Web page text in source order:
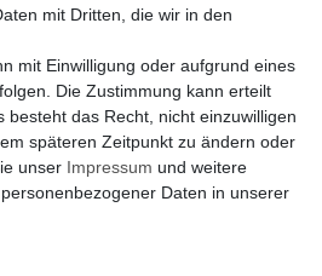
0073 52
mit Dritten, die wir in den
mit Einwilligung oder aufgrund eines
Die Zustimmung kann erteilt
besteht das Recht, nicht einzuwilligen
späteren Zeitpunkt zu ändern oder
unser Impressum und weitere
Daten in unserer